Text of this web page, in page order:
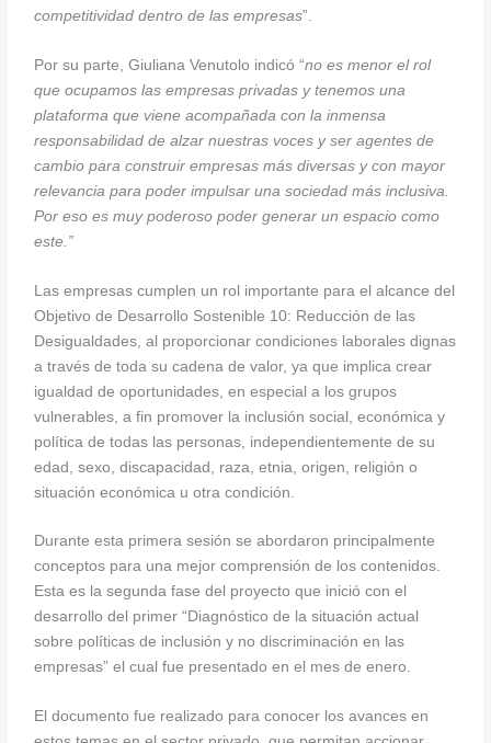
competitividad dentro de las empresas”.
Por su parte, Giuliana Venutolo indicó “no es menor el rol
que ocupamos las empresas privadas y tenemos una
plataforma que viene acompañada con la inmensa
responsabilidad de alzar nuestras voces y ser agentes de
cambio para construir empresas más diversas y con mayor
relevancia para poder impulsar una sociedad más inclusiva.
Por eso es muy poderoso poder generar un espacio como
este.”
Las empresas cumplen un rol importante para el alcance del
Objetivo de Desarrollo Sostenible 10: Reducción de las
Desigualdades, al proporcionar condiciones laborales dignas
a través de toda su cadena de valor, ya que implica crear
igualdad de oportunidades, en especial a los grupos
vulnerables, a fin promover la inclusión social, económica y
política de todas las personas, independientemente de su
edad, sexo, discapacidad, raza, etnia, origen, religión o
situación económica u otra condición.
Durante esta primera sesión se abordaron principalmente
conceptos para una mejor comprensión de los contenidos.
Esta es la segunda fase del proyecto que inició con el
desarrollo del primer “Diagnóstico de la situación actual
sobre políticas de inclusión y no discriminación en las
empresas” el cual fue presentado en el mes de enero.
El documento fue realizado para conocer los avances en